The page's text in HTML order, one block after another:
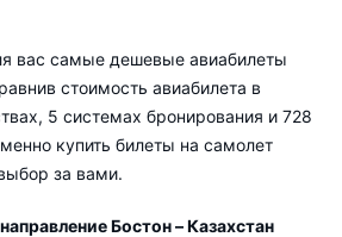
вас самые дешевые авиабилеты
стоимость авиабилета в
5 системах бронирования и 728
купить билеты на самолет
за вами.
Бостон – Казахстан